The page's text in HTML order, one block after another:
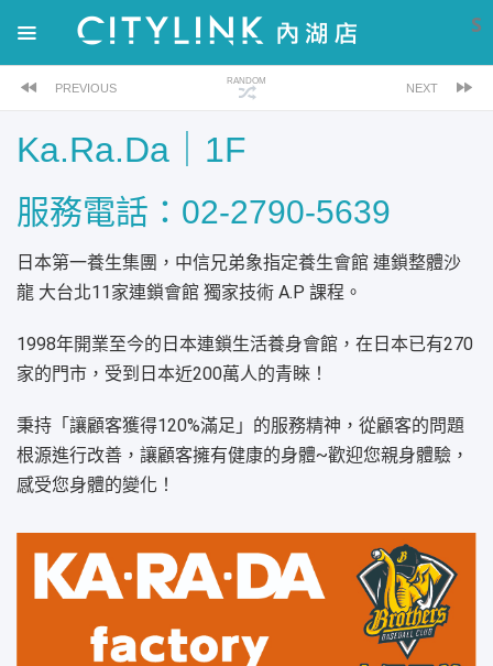
S
PREVIOUS
RANDOM
NEXT
Ka.Ra.Da｜1F
服務電話：02-2790-5639
日本第一養生集團，中信兄弟象指定養生會館 連鎖整體沙
龍 大台北11家連鎖會館 獨家技術 A.P 課程。
1998年開業至今的日本連鎖生活養身會館，在日本已有270
家的門市，受到日本近200萬人的青睞！
秉持「讓顧客獲得120%滿足」的服務精神，從顧客的問題
根源進行改善，讓顧客擁有健康的身體~歡迎您親身體驗，
感受您身體的變化！